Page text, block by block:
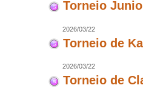
Torneio
2026/03/22
Torneio de
2026/03/22
Torneio de